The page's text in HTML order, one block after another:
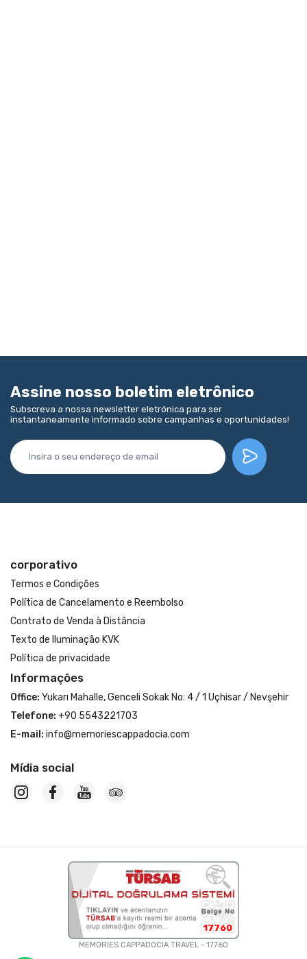
Assine nosso boletim eletrônico
Subscreva a nossa newsletter eletrónica para ser
instantaneamente informado sobre campanhas e oportunidades!
corporativo
Termos e Condições
Política de Cancelamento e Reembolso
Contrato de Venda à Distância
Texto de Iluminação KVK
Política de privacidade
Informações
Office: Yukarı Mahalle, Genceli Sokak No: 4 / 1 Uçhisar / Nevşehir
Telefone: +90 5543221703
E-mail: info@memoriescappadocia.com
Mídia social
17760
MEMORIES CAPPADOCIA TRAVEL - 17760